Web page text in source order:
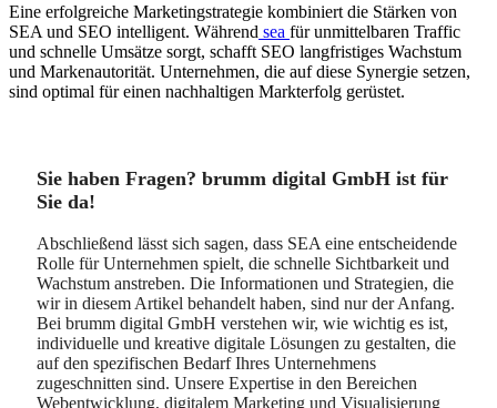
Eine erfolgreiche Marketingstrategie kombiniert die Stärken von
SEA und SEO intelligent. Während sea für unmittelbaren Traffic
und schnelle Umsätze sorgt, schafft SEO langfristiges Wachstum
und Markenautorität. Unternehmen, die auf diese Synergie setzen,
sind optimal für einen nachhaltigen Markterfolg gerüstet.
Sie haben Fragen? brumm digital GmbH ist für
Sie da!
Abschließend lässt sich sagen, dass SEA eine entscheidende
Rolle für Unternehmen spielt, die schnelle Sichtbarkeit und
Wachstum anstreben. Die Informationen und Strategien, die
wir in diesem Artikel behandelt haben, sind nur der Anfang.
Bei brumm digital GmbH verstehen wir, wie wichtig es ist,
individuelle und kreative digitale Lösungen zu gestalten, die
auf den spezifischen Bedarf Ihres Unternehmens
zugeschnitten sind. Unsere Expertise in den Bereichen
Webentwicklung, digitalem Marketing und Visualisierung